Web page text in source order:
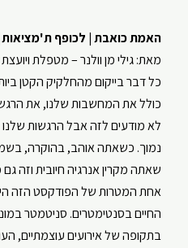
RSS FEED
EMBED
האמת כואבת | לכופף ת'מציאות |
מאת: גילי מן וולנר –⁠מטפלת
כל דבר בייקום מהחלקיק הקטן
כולל את המחשבות שלנו, את
לא מודעים לזה אבל הרגשות שלנו
נמוך. כשאתה אוהב, בהוקרה,
שאתה מקרין אנרגיה חיובית וזה
אחת המטרות של הפודקסט הזה
החיים בסנטימטרים. סניטמטר
בתקופה של אירועים עוצמתיים,